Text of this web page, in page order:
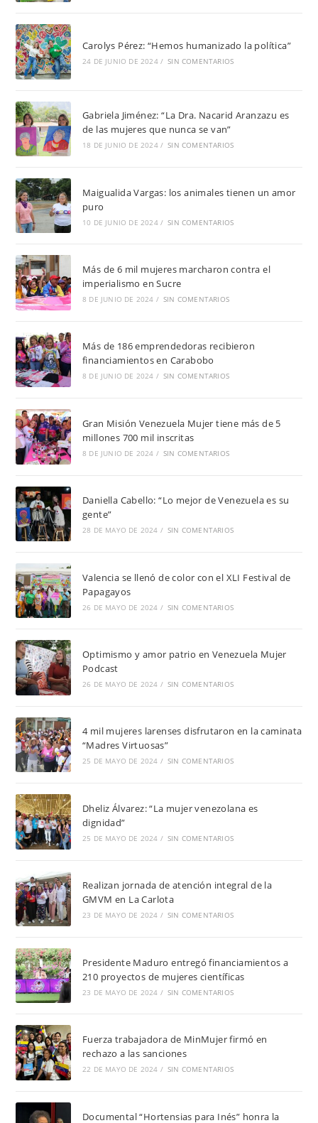
Carolys Pérez: “Hemos humanizado la política”
24 DE JUNIO DE 2024 / SIN COMENTARIOS
Gabriela Jiménez: “La Dra. Nacarid Aranzazu es
de las mujeres que nunca se van”
18 DE JUNIO DE 2024 / SIN COMENTARIOS
Maigualida Vargas: los animales tienen un amor
puro
10 DE JUNIO DE 2024 / SIN COMENTARIOS
Más de 6 mil mujeres marcharon contra el
imperialismo en Sucre
8 DE JUNIO DE 2024 / SIN COMENTARIOS
Más de 186 emprendedoras recibieron
financiamientos en Carabobo
8 DE JUNIO DE 2024 / SIN COMENTARIOS
Gran Misión Venezuela Mujer tiene más de 5
millones 700 mil inscritas
8 DE JUNIO DE 2024 / SIN COMENTARIOS
Daniella Cabello: “Lo mejor de Venezuela es su
gente”
28 DE MAYO DE 2024 / SIN COMENTARIOS
Valencia se llenó de color con el XLI Festival de
Papagayos
26 DE MAYO DE 2024 / SIN COMENTARIOS
Optimismo y amor patrio en Venezuela Mujer
Podcast
26 DE MAYO DE 2024 / SIN COMENTARIOS
4 mil mujeres larenses disfrutaron en la caminata
“Madres Virtuosas”
25 DE MAYO DE 2024 / SIN COMENTARIOS
Dheliz Álvarez: “La mujer venezolana es
dignidad”
25 DE MAYO DE 2024 / SIN COMENTARIOS
Realizan jornada de atención integral de la
GMVM en La Carlota
23 DE MAYO DE 2024 / SIN COMENTARIOS
Presidente Maduro entregó financiamientos a
210 proyectos de mujeres científicas
23 DE MAYO DE 2024 / SIN COMENTARIOS
Fuerza trabajadora de MinMujer firmó en
rechazo a las sanciones
22 DE MAYO DE 2024 / SIN COMENTARIOS
Documental “Hortensias para Inés” honra la